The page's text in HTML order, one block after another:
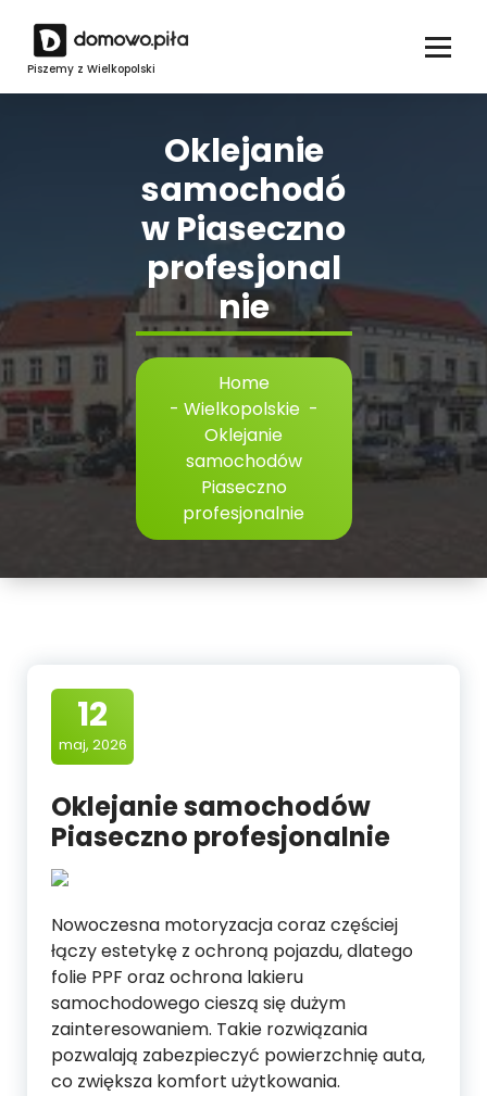
content
Piszemy z Wielkopolski
Oklejanie
samochodó
w Piaseczno
profesjonal
nie
Home
- Wielkopolskie-
Oklejanie
samochodów
Piaseczno
profesjonalnie
12
maj, 2026
Oklejanie samochodów
Piaseczno profesjonalnie
Nowoczesna motoryzacja coraz częściej
łączy estetykę z ochroną pojazdu, dlatego
folie PPF oraz ochrona lakieru
samochodowego cieszą się dużym
zainteresowaniem. Takie rozwiązania
pozwalają zabezpieczyć powierzchnię auta,
co zwiększa komfort użytkowania.